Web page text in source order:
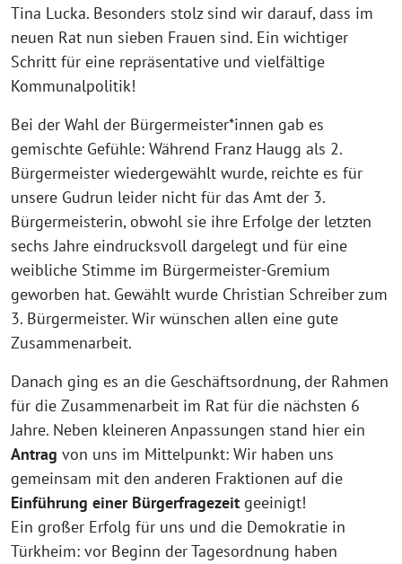
Tina Lucka. Besonders stolz sind wir darauf, dass im
neuen Rat nun sieben Frauen sind. Ein wichtiger
Schritt für eine repräsentative und vielfältige
Kommunalpolitik!
Bei der Wahl der Bürgermeister*innen gab es
gemischte Gefühle: Während Franz Haugg als 2.
Bürgermeister wiedergewählt wurde, reichte es für
unsere Gudrun leider nicht für das Amt der 3.
Bürgermeisterin, obwohl sie ihre Erfolge der letzten
sechs Jahre eindrucksvoll dargelegt und für eine
weibliche Stimme im Bürgermeister-Gremium
geworben hat. Gewählt wurde Christian Schreiber zum
3. Bürgermeister. Wir wünschen allen eine gute
Zusammenarbeit.
Danach ging es an die Geschäftsordnung, der Rahmen
für die Zusammenarbeit im Rat für die nächsten 6
Jahre. Neben kleineren Anpassungen stand hier ein
Antrag von uns im Mittelpunkt: Wir haben uns
gemeinsam mit den anderen Fraktionen auf die
Einführung einer Bürgerfragezeit geeinigt!
Ein großer Erfolg für uns und die Demokratie in
Türkheim: vor Beginn der Tagesordnung haben